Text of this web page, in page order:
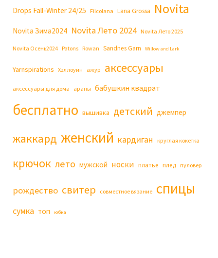
Drops Fall-Winter 24/25 Filcolana Lana Grossa Novita
Novita Зима2024 Novita Лето 2024 Novita Лето 2025
Novita Осень2024 Patons Rowan Sandnes Garn Willow and Lark
Yarnspirations Хэллоуин ажур аксессуары
аксессуары для дома араны бабушкин квадрат
бесплатно вышивка детский джемпер
жаккард женский кардиган круглая кокетка
крючок лето мужской носки платье плед пуловер
рождество свитер совместное вязание спицы
сумка топ юбка